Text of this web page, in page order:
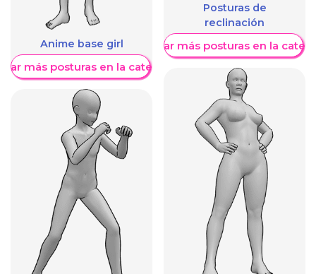
Anime base girl
más posturas en la categoría
Posturas de
reclinación
Mostrar más posturas en la